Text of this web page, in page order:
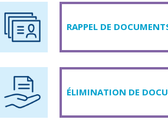
RAPPEL DE
ÉLIMINATION DE